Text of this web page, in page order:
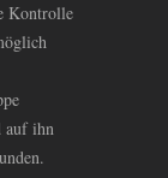
Kontrolle
auf ihn